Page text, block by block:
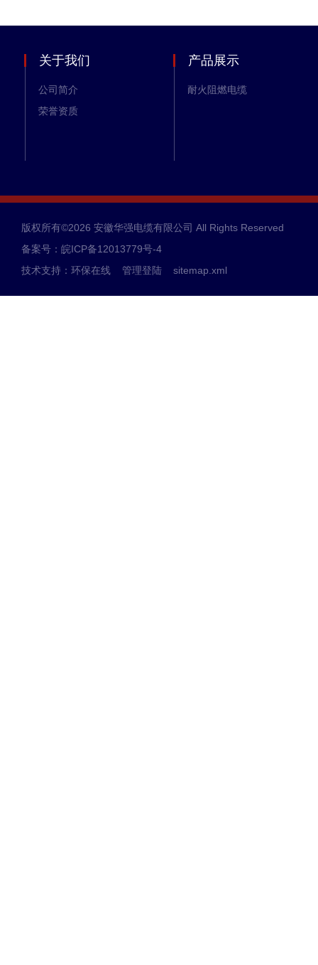
关于我们
公司简介
荣誉资质
产品展示
耐火阻燃电缆
版权所有©2026 安徽华强电缆有限公司 All Rights Reserved
备案号：皖ICP备12013779号-4
技术支持： 环保在线 管理登陆 sitemap.xml